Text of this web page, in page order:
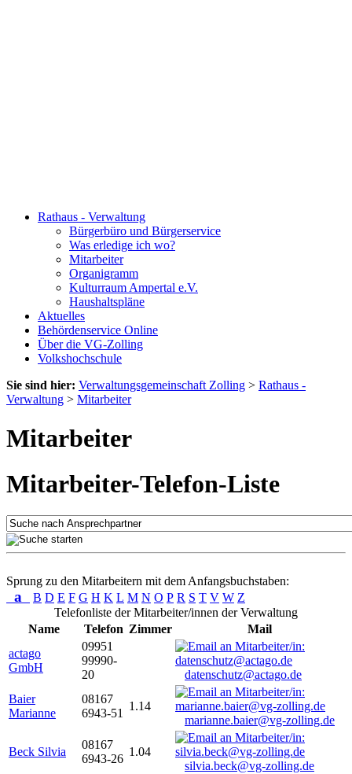
Rathaus - Verwaltung
Bürgerbüro und Bürgerservice
Was erledige ich wo?
Mitarbeiter
Organigramm
Kulturraum Ampertal e.V.
Haushaltspläne
Aktuelles
Behördenservice Online
Über die VG-Zolling
Volkshochschule
Sie sind hier: Verwaltungsgemeinschaft Zolling > Rathaus -
Verwaltung > Mitarbeiter
Mitarbeiter
Mitarbeiter-Telefon-Liste
Sprung zu den Mitarbeitern mit dem Anfangsbuchstaben:
a B D E F G H K L M N O P R S T V W Z
Telefonliste der Mitarbeiter/innen der Verwaltung
Name
Telefon Zimmer
Mail
actago
GmbH
09951
99990-
20
datenschutz@actago.de
Baier
Marianne
08167
6943-51
1.14
marianne.baier@vg-zolling.de
Beck Silvia
08167
6943-26
1.04
silvia.beck@vg-zolling.de